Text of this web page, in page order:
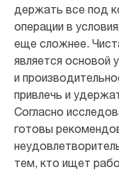
держать все под
операции в
еще сложнее.
является основой
и
привлечь и
Согласно
готовы
тем, кто ищет